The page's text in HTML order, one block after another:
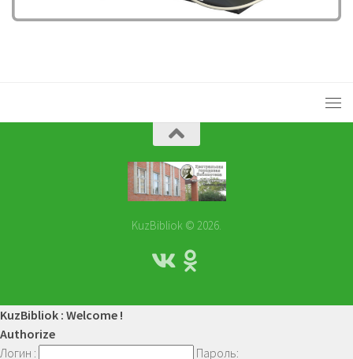
KuzBibliok © 2026.
KuzBibliok : Welcome !
Authorize
Логин :
Пароль: